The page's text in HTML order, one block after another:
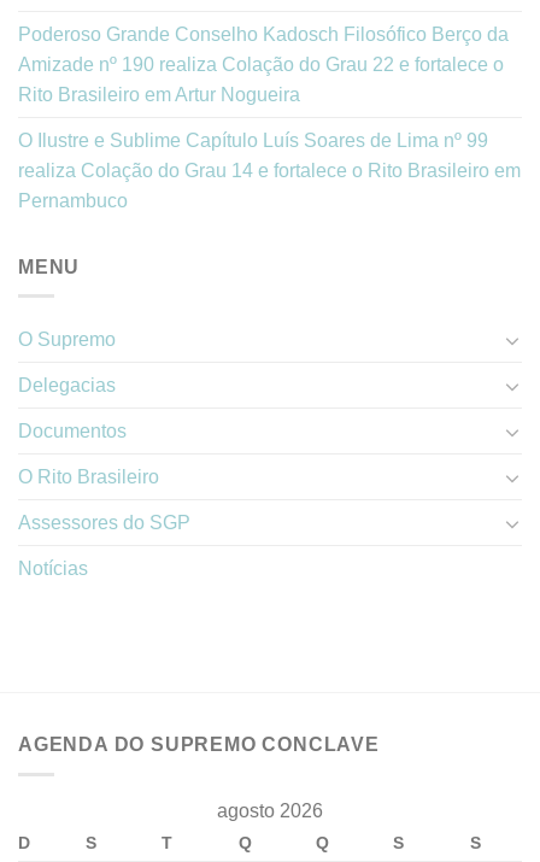
Poderoso Grande Conselho Kadosch Filosófico Berço da
Amizade nº 190 realiza Colação do Grau 22 e fortalece o
Rito Brasileiro em Artur Nogueira
O Ilustre e Sublime Capítulo Luís Soares de Lima nº 99
realiza Colação do Grau 14 e fortalece o Rito Brasileiro em
Pernambuco
MENU
O Supremo
Delegacias
Documentos
O Rito Brasileiro
Assessores do SGP
Notícias
AGENDA DO SUPREMO CONCLAVE
agosto 2026
D S T Q Q S S